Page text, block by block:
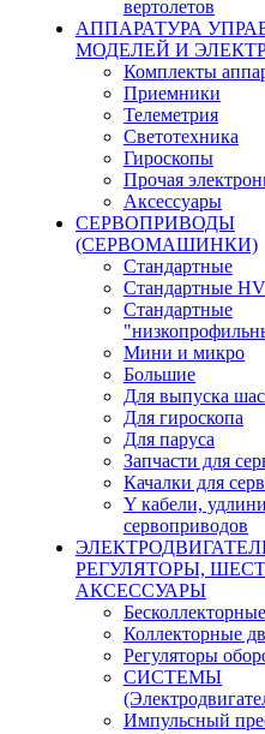
вертолетов
АППАРАТУРА
МОДЕЛЕЙ И
Комплекты
Приемники
Телеметрия
Светотехника
Гироскопы
Прочая
Аксессуары
СЕРВОПРИВОДЫ
(СЕРВОМАШИНКИ)
Стандартные
Стандартные HV
Стандартные
Мини и микро
Большие
Для выпуска
Для гироскопа
Для паруса
Запчасти для
Качалки для
Y кабели,
сервоприводов
РЕГУЛЯТОРЫ,
АКСЕССУАРЫ
Коллекторные
Регуляторы
СИСТЕМЫ
Импульсный